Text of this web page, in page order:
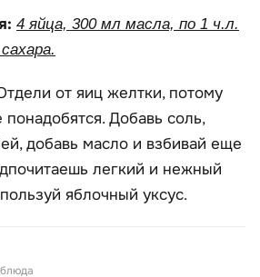
4 яйца, 300 мл масла, по 1 ч.л.
от яиц желтки, потому
Добавь соль,
добавь масло и взбивай еще
легкий и нежный
яблочный уксус.